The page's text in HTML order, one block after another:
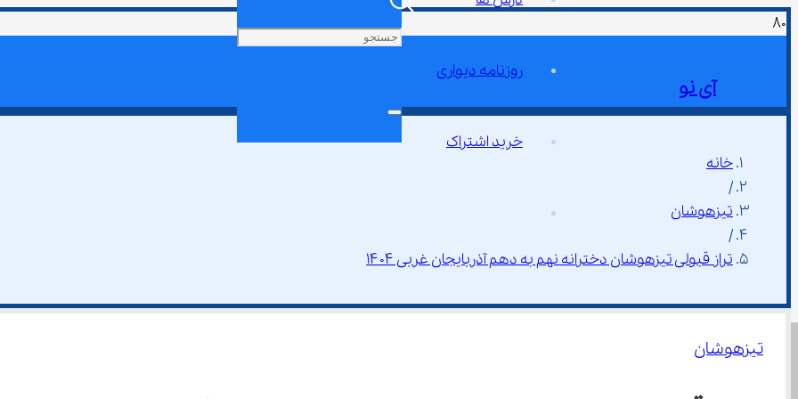
آی نو
روزنامه دیواری
خرید اشتراک
خانه
/
تیزهوشان
/
تراز قبولی تیزهوشان دخترانه نهم به دهم آذربایجان غربی ۱۴۰۴
تیزهوشان